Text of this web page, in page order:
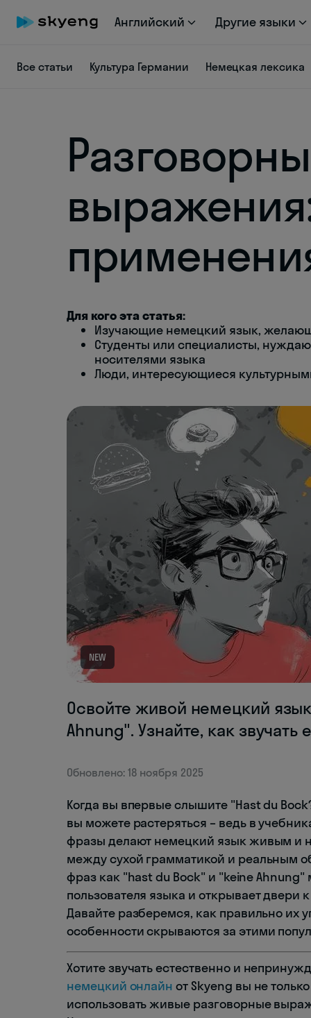
Английский Другие языки
Все статьи Культура Германии Немецкая лексика
Для кого эта статья:
Изучающие немецкий язык,
Студенты или специалисты,
носителями языка
Люди, интересующиеся
NEW
Освойте живой немецкий
Ahnung". Узнайте, как звучать
Обновлено: 18 ноября 2025
Когда вы впервые слышите "Hast du
вы можете растеряться – ведь в
фразы делают немецкий язык живым и
между сухой грамматикой и реальным
фраз как "hast du Bock" и "keine
пользователя языка и открывает
Давайте разберемся, как правильно их
особенности скрываются за этими
Хотите звучать естественно и
немецкий онлайн от Skyeng вы не
использовать живые разговорные